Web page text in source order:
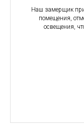
Наш замерщик
помещения,
освещения,